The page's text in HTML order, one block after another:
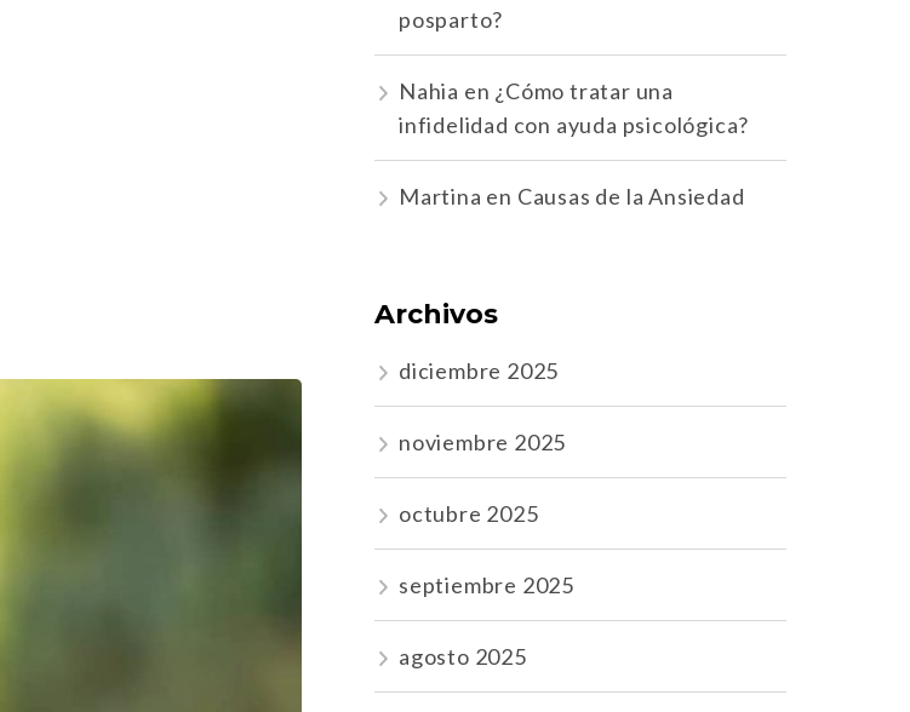
posparto?
Nahia en ¿Cómo tratar una
infidelidad con ayuda psicológica?
Martina en Causas de la Ansiedad
Archivos
diciembre 2025
noviembre 2025
octubre 2025
septiembre 2025
agosto 2025